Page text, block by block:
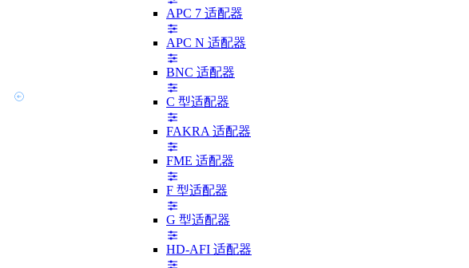
APC 7 适配器
APC N 适配器
BNC 适配器
C 型适配器
FAKRA 适配器
FME 适配器
F 型适配器
G 型适配器
HD-AFI 适配器